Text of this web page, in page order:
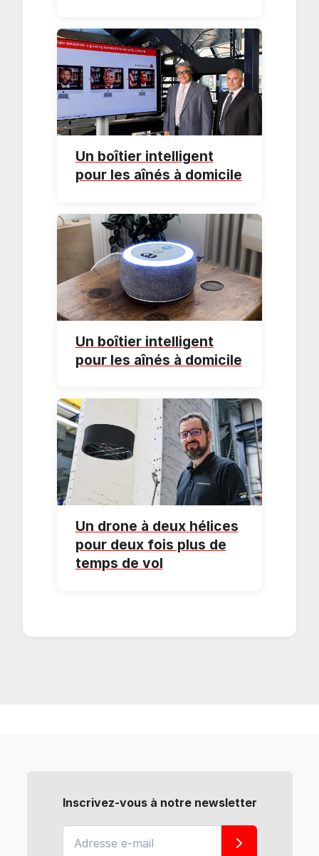
Un boîtier intelligent
pour les aînés à domicile
Un boîtier intelligent
pour les aînés à domicile
Un drone à deux hélices
pour deux fois plus de
temps de vol
Inscrivez-vous à notre newsletter